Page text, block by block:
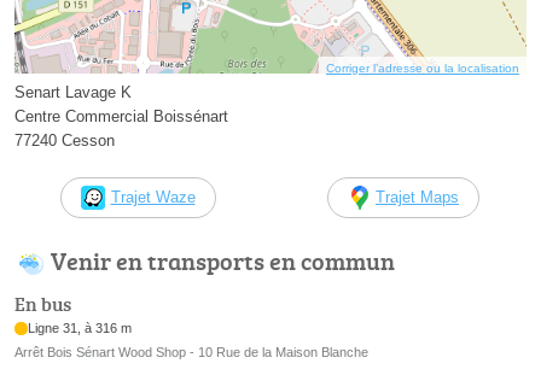
Corriger l’adresse ou la localisation
Senart Lavage K
Centre Commercial Boissénart
77240 Cesson
Trajet Waze Trajet Maps
Venir en transports en commun
En bus
Ligne 31, à 316 m
Arrêt Bois Sénart Wood Shop - 10 Rue de la Maison Blanche